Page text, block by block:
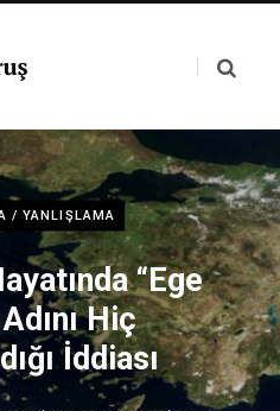
/ YANLIŞLAMA
“Ege
Hiç
İddiası